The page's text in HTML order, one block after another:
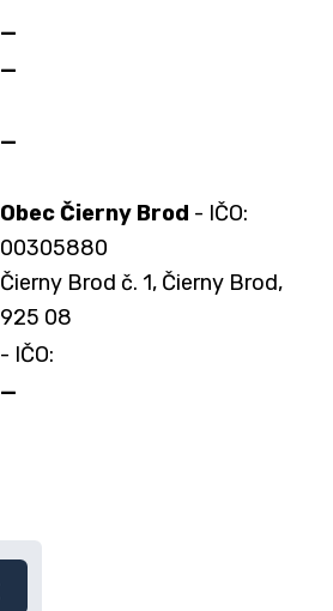
—
—
—
Obec Čierny Brod - IČO:
00305880
Čierny Brod č. 1, Čierny Brod,
925 08
- IČO:
—